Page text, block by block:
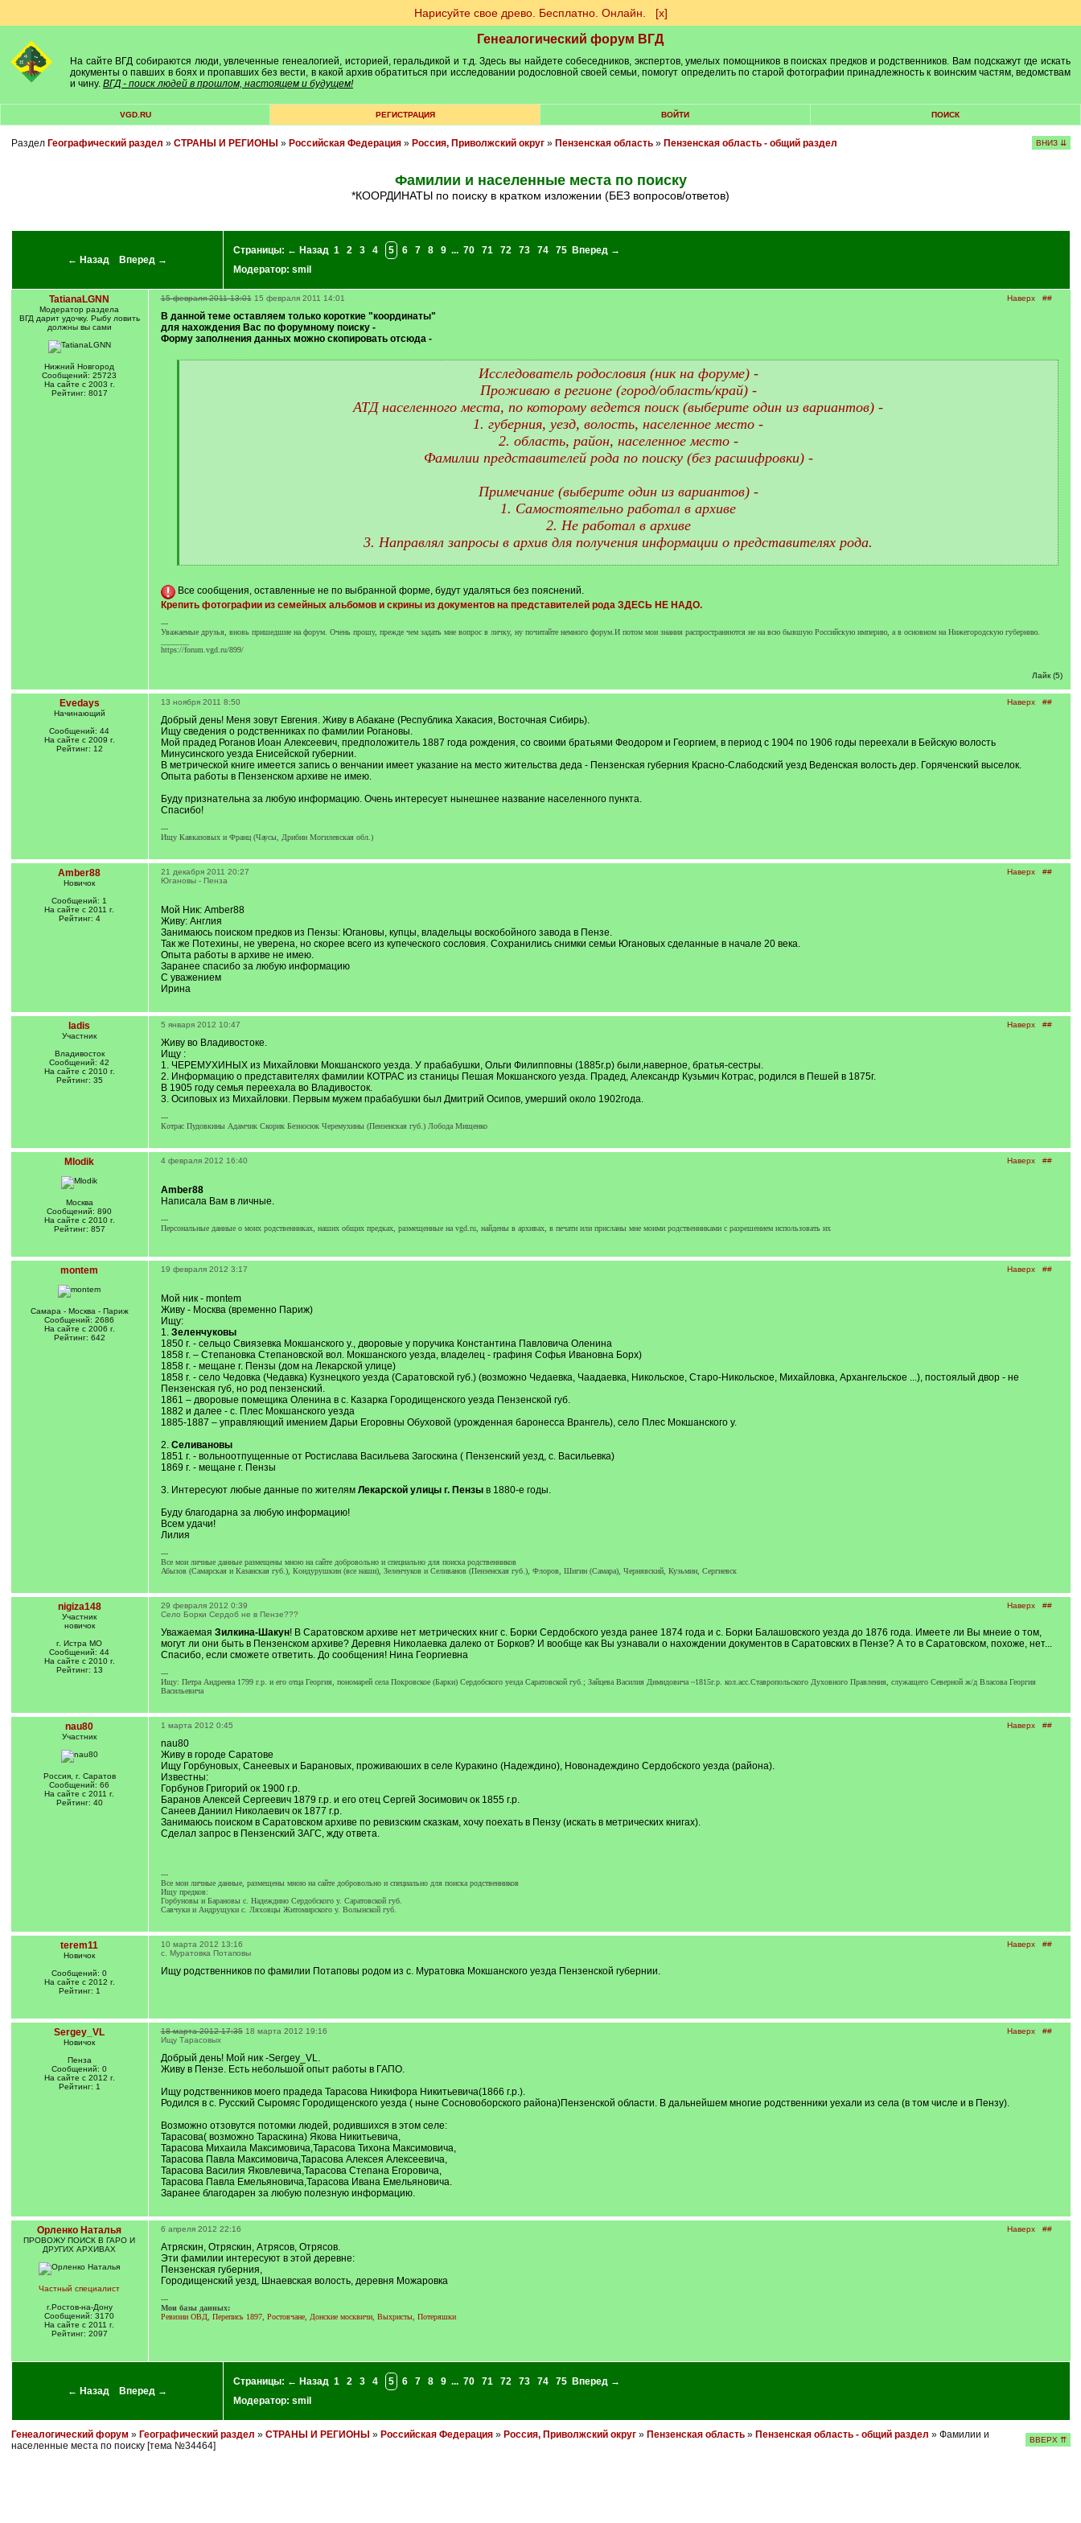
Нарисуйте свое древо. Бесплатно. Онлайн. [х]
Генеалогический форум ВГД
На сайте ВГД собираются люди, увлеченные генеалогией, историей, геральдикой и т.д. Здесь вы найдете собеседников, экспертов, умелых помощников в поисках предков и родственников. Вам подскажут где искать
документы о павших в боях и пропавших без вести, в какой архив обратиться при исследовании родословной своей семьи, помогут определить по старой фотографии принадлежность к воинским частям, ведомствам
и чину. ВГД - поиск людей в прошлом, настоящем и будущем!
VGD.RU РЕГИСТРАЦИЯ ВОЙТИ ПОИСК
Раздел Географический раздел » СТРАНЫ И РЕГИОНЫ » Российская Федерация» Россия, Приволжский округ» Пензенская область» Пензенская область - общий раздел ВНИЗ ⇊
Фамилии и населенные места по поиску
*КООРДИНАТЫ по поиску в кратком изложении (БЕЗ вопросов/ответов)
← Назад Вперед →
Страницы: ← Назад 1 2 3 4 5 6 7 8 9 ... 70 71 72 73 74 75
Вперед →
Модератор: smil
TatianaLGNN
Модератор раздела
ВГД дарит удочку. Рыбу ловить
должны вы сами
Нижний Новгород
Сообщений: 25723
На сайте с 2003 г.
Рейтинг: 8017
Наверх ##
15 февраля 2011 13:01 15 февраля 2011 14:01
В данной теме оставляем только короткие "координаты"
для нахождения Вас по форумному поиску -
Форму заполнения данных можно скопировать отсюда -
Исследователь родословия (ник на форуме) -
Проживаю в регионе (город/область/край) -
АТД населенного места, по которому ведется поиск (выберите один из вариантов) -
1. губерния, уезд, волость, населенное место -
2. область, район, населенное место -
Фамилии представителей рода по поиску (без расшифровки) -
Примечание (выберите один из вариантов) -
1. Самостоятельно работал в архиве
2. Не работал в архиве
3. Направлял запросы в архив для получения информации о представителях рода.
[
]
Все сообщения, оставленные не по выбранной форме, будут удаляться без пояснений.
Крепить фотографии из семейных альбомов и скрины из документов на представителей рода ЗДЕСЬ НЕ НАДО.
---
Уважаемые друзья, вновь пришедшие на форум. Очень прошу, прежде чем задать мне вопрос в личку, ну почитайте немного форум.И потом мои знания распространяются не на всю бывшую Российскую империю, а в основном на Нижегородскую губернию.
https://forum.vgd.ru/899/
Лайк (5)
Evedays
Начинающий
Сообщений: 44
На сайте с 2009 г.
Рейтинг: 12
Наверх ##
13 ноября 2011 8:50
Добрый день! Меня зовут Евгения. Живу в Абакане (Республика Хакасия, Восточная Сибирь).
Ищу сведения о родственниках по фамилии Рогановы.
Мой прадед Роганов Иоан Алексеевич, предположитель 1887 года рождения, со своими братьями Феодором и Георгием, в период с 1904 по 1906 годы переехали в Бейскую волость
Минусинского уезда Енисейской губернии.
В метрической книге имеется запись о венчании имеет указание на место жительства деда - Пензенская губерния Красно-Слабодский уезд Веденская волость дер. Горяченский выселок.
Опыта работы в Пензенском архиве не имею.
Буду признательна за любую информацию. Очень интересует нынешнее название населенного пункта.
Спасибо!
---
Ищу Кавказовых и Франц (Чаусы, Дрибин Могилевская обл.)
Amber88
Новичок
Сообщений: 1
На сайте с 2011 г.
Рейтинг: 4
Наверх ##
21 декабря 2011 20:27
Югановы - Пенза
Мой Ник: Аmber88
Живу: Англия
Занимаюсь поиском предков из Пензы: Югановы, купцы, владельцы воскобойного завода в Пензе.
Так же Потехины, не уверена, но скорее всего из купеческого сословия. Сохранились снимки семьи Югановых сделанные в начале 20 века.
Опыта работы в архиве не имею.
Заранее спасибо за любую информацию
С уважением
Ирина
ladis
Участник
Владивосток
Сообщений: 42
На сайте с 2010 г.
Рейтинг: 35
Наверх ##
5 января 2012 10:47
Живу во Владивостоке.
Ищу :
1. ЧЕРЕМУХИНЫХ из Михайловки Мокшанского уезда. У прабабушки, Ольги Филипповны (1885г.р) были,наверное, братья-сестры.
2. Информацию о представителях фамилии КОТРАС из станицы Пешая Мокшанского уезда. Прадед, Александр Кузьмич Котрас, родился в Пешей в 1875г.
В 1905 году семья переехала во Владивосток.
3. Осиповых из Михайловки. Первым мужем прабабушки был Дмитрий Осипов, умерший около 1902года.
---
Котрас Пудовкины Адамчик Скорик Безносюк Черемухины (Пензенская губ.) Лобода Мищенко
Mlodik
Москва
Сообщений: 890
На сайте с 2010 г.
Рейтинг: 857
Наверх ##
4 февраля 2012 16:40
Amber88
Написала Вам в личные.
---
Персональные данные о моих родственниках, наших общих предках, размещенные на vgd.ru, найдены в архивах, в печати или присланы мне моими родственниками с разрешением использовать их
montem
Самара - Москва - Париж
Сообщений: 2686
На сайте с 2006 г.
Рейтинг: 642
Наверх ##
19 февраля 2012 3:17
Мой ник - montem
Живу - Москва (временно Париж)
Ищу:
1. Зеленчуковы
1850 г. - сельцо Свиязевка Мокшанского у., дворовые у поручика Константина Павловича Оленина
1858 г. – Степановка Степановской вол. Мокшанского уезда, владелец - графиня Софья Ивановна Борх)
1858 г. - мещане г. Пензы (дом на Лекарской улице)
1858 г. - село Чедовка (Чедавка) Кузнецкого уезда (Саратовской губ.) (возможно Чедаевка, Чаадаевка, Никольское, Старо-Никольское, Михайловка, Архангельское ...), постоялый двор - не
Пензенская губ, но род пензенский.
1861 – дворовые помещика Оленина в с. Казарка Городищенского уезда Пензенской губ.
1882 и далее - с. Плес Мокшанского уезда
1885-1887 – управляющий имением Дарьи Егоровны Обуховой (урожденная баронесса Врангель), село Плес Мокшанского у.
2. Селивановы
1851 г. - вольноотпущенные от Ростислава Васильева Загоскина ( Пензенский уезд, с. Васильевка)
1869 г. - мещане г. Пензы
3. Интересуют любые данные по жителям Лекарской улицы г. Пензыв 1880-е годы.
Буду благодарна за любую информацию!
Всем удачи!
Лилия
---
Все мои личные данные размещены мною на сайте добровольно и специально для поиска родственников
Абызов (Самарская и Казанская губ.), Кондурушкин (все наши), Зеленчуков и Селиванов (Пензенская губ.), Флоров, Шигин (Самара), Чернявский, Кузьмин, Сергиевск
nigiza148
Участник
новичок
г. Истра МО
Сообщений: 44
На сайте с 2010 г.
Рейтинг: 13
Наверх ##
29 февраля 2012 0:39
Село Борки Сердоб не в Пензе???
Уважаемая Зилкина-Шакун! В Саратовском архиве нет метрических книг с. Борки Сердобского уезда ранее 1874 года и с. Борки Балашовского уезда до 1876 года. Имеете ли Вы мнеие о том,
могут ли они быть в Пензенском архиве? Деревня Николаевка далеко от Борков? И вообще как Вы узнавали о нахождении документов в Саратовских в Пензе? А то в Саратовском, похоже, нет...
Спасибо, если сможете ответить. До сообщения! Нина Георгиевна
---
Ищу: Петра Андреева 1799 г.р. и его отца Георгия, пономарей села Покровское (Барки) Сердобского уезда Саратовской губ.; Зайцева Василия Димидовича ~1815г.р. кол.асс.Ставропольского Духовного Правления, служащего Северной ж/д Власова Георгия
Васильевича
nau80
Участник
Россия, г. Саратов
Сообщений: 66
На сайте с 2011 г.
Рейтинг: 40
Наверх ##
1 марта 2012 0:45
nau80
Живу в городе Саратове
Ищу Горбуновых, Санеевых и Барановых, проживаюших в селе Куракино (Надеждино), Новонадеждино Сердобского уезда (района).
Известны:
Горбунов Григорий ок 1900 г.р.
Баранов Алексей Сергеевич 1879 г.р. и его отец Сергей Зосимович ок 1855 г.р.
Санеев Даниил Николаевич ок 1877 г.р.
Занимаюсь поиском в Саратовском архиве по ревизским сказкам, хочу поехать в Пензу (искать в метрических книгах).
Сделал запрос в Пензенский ЗАГС, жду ответа.
---
Все мои личные данные, размещены мною на сайте добровольно и специально для поиска родственников
Ищу предков:
Горбуновы и Барановы с. Надеждино Сердобского у. Саратовской губ.
Савчуки и Андрущуки с. Ляховцы Житомирского у. Волынской губ.
terem11
Новичок
Сообщений: 0
На сайте с 2012 г.
Рейтинг: 1
Наверх ##
10 марта 2012 13:16
с. Муратовка Потаповы
Ищу родственников по фамилии Потаповы родом из с. Муратовка Мокшанского уезда Пензенской губернии.
Sergey_VL
Новичок
Пенза
Сообщений: 0
На сайте с 2012 г.
Рейтинг: 1
Наверх ##
18 марта 2012 17:35 18 марта 2012 19:16
Ищу Тарасовых
Добрый день! Мой ник -Sergey_VL.
Живу в Пензе. Есть небольшой опыт работы в ГАПО.
Ищу родственников моего прадеда Тарасова Никифора Никитьевича(1866 г.р.).
Родился в с. Русский Сыромяс Городищенского уезда ( ныне Сосновоборского района)Пензенской области. В дальнейшем многие родственники уехали из села (в том числе и в Пензу).
Возможно отзовутся потомки людей, родившихся в этом селе:
Тарасова( возможно Тараскина) Якова Никитьевича,
Тарасова Михаила Максимовича,Тарасова Тихона Максимовича,
Тарасова Павла Максимовича,Тарасова Алексея Алексеевича,
Тарасова Василия Яковлевича,Тарасова Степана Егоровича,
Тарасова Павла Емельяновича,Тарасова Ивана Емельяновича.
Заранее благодарен за любую полезную информацию.
Орленко Наталья
ПРОВОЖУ ПОИСК В ГАРО И
ДРУГИХ АРХИВАХ
Частный специалист
г.Ростов-на-Дону
Сообщений: 3170
На сайте с 2011 г.
Рейтинг: 2097
Наверх ##
6 апреля 2012 22:16
Атряскин, Отряскин, Атрясов, Отрясов.
Эти фамилии интересуют в этой деревне:
Пензенская губерния,
Городищенский уезд, Шнаевская волость, деревня Можаровка
---
Мои базы данных:
Ревизии ОВД, Перепись 1897, Ростовчане, Донские москвичи, Выхристы, Потеряшки
← Назад Вперед →
Страницы: ← Назад 1 2 3 4 5 6 7 8 9 ... 70 71 72 73 74 75
Вперед →
Модератор: smil
Генеалогический форум » Географический раздел » СТРАНЫ И РЕГИОНЫ » Российская Федерация» Россия, Приволжский округ» Пензенская область» Пензенская область - общий раздел » Фамилии и
населенные места по поиску [тема №34464]
ВВЕРХ ⇈